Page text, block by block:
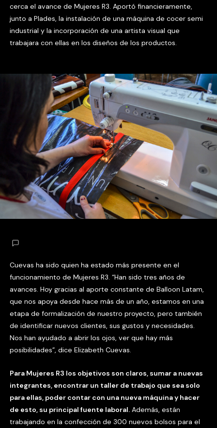
cerca el avance de Mujeres R3. Aportó financieramente,
junto a Plades, la instalación de una máquina de cocer semi
industrial y la incorporación de una artista visual que
trabajara con ellas en los diseños de los productos.
Cuevas ha sido quien ha estado más presente en el
funcionamiento de Mujeres R3. “Han sido tres años de
avances. Hoy gracias al aporte constante de Balloon Latam,
que nos apoya desde hace más de un año, estamos en una
etapa de formalización de nuestro proyecto, pero también
de identificar nuevos clientes, sus gustos y necesidades.
Nos han ayudado a abrir los ojos, ver que hay más
posibilidades”, dice Elizabeth Cuevas.
Para Mujeres R3 los objetivos son claros, sumar a nuevas
integrantes, encontrar un taller de trabajo que sea solo
para ellas, poder contar con una nueva máquina y hacer
de esto, su principal fuente laboral. Además, están
trabajando en la confección de 300 nuevos bolsos para el